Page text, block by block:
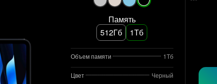
Память
512Гб
1Тб
Объем памяти 1Тб
Цвет Черный